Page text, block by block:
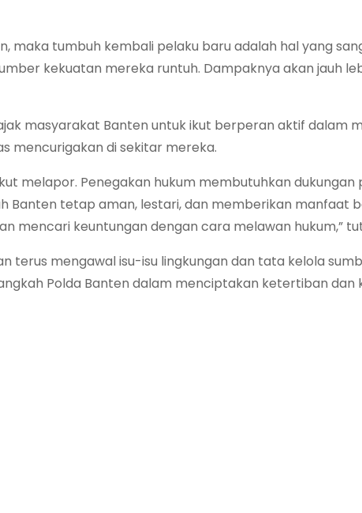
maka tumbuh kembali pelaku baru adalah hal yang
kekuatan mereka runtuh. Dampaknya akan jauh
masyarakat Banten untuk ikut berperan aktif dalam
mencurigakan di sekitar mereka.
melapor. Penegakan hukum membutuhkan dukungan
Banten tetap aman, lestari, dan memberikan manfaat
mencari keuntungan dengan cara melawan hukum,”
terus mengawal isu-isu lingkungan dan tata kelola
Polda Banten dalam menciptakan ketertiban dan